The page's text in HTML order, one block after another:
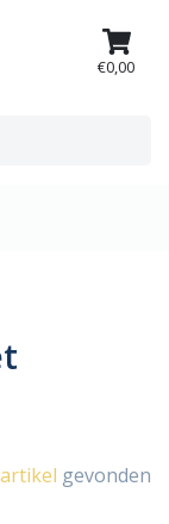
€0,00
artikel gevonden